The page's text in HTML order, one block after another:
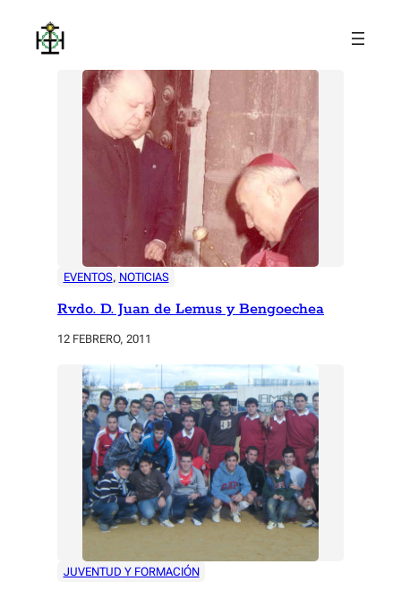
contenido
EVENTOS, NOTICIAS
Rvdo. D. Juan de Lemus y Bengoechea
12 FEBRERO, 2011
JUVENTUD Y FORMACIÓN